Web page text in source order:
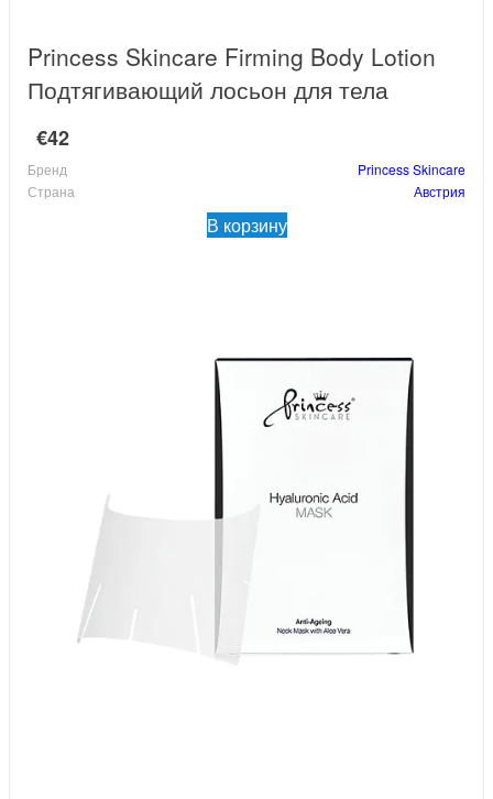
Princess Skincare Firming Body Lotion
Подтягивающий лосьон для тела
€42
Бренд
Princess Skincare
Страна
Австрия
В корзину